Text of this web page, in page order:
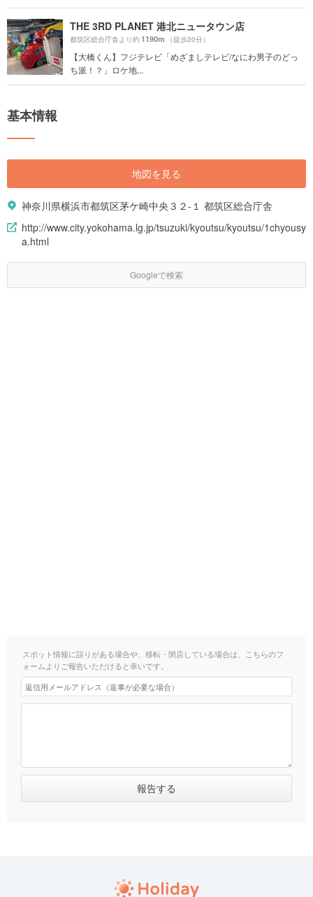
THE 3RD PLANET 港北ニュータウン店
都筑区総合庁舎より約1190m （徒歩20分）
【大橋くん】フジテレビ「めざましテレビ/なにわ男子のどっ
ち派！？」ロケ地...
基本情報
地図を見る
神奈川県横浜市都筑区茅ケ崎中央３２-１ 都筑区総合庁舎
http://www.city.yokohama.lg.jp/tsuzuki/kyoutsu/kyoutsu/1chyousy
a.html
Googleで検索
スポット情報に誤りがある場合や、移転・閉店している場合は、こちらのフ
ォームよりご報告いただけると幸いです。